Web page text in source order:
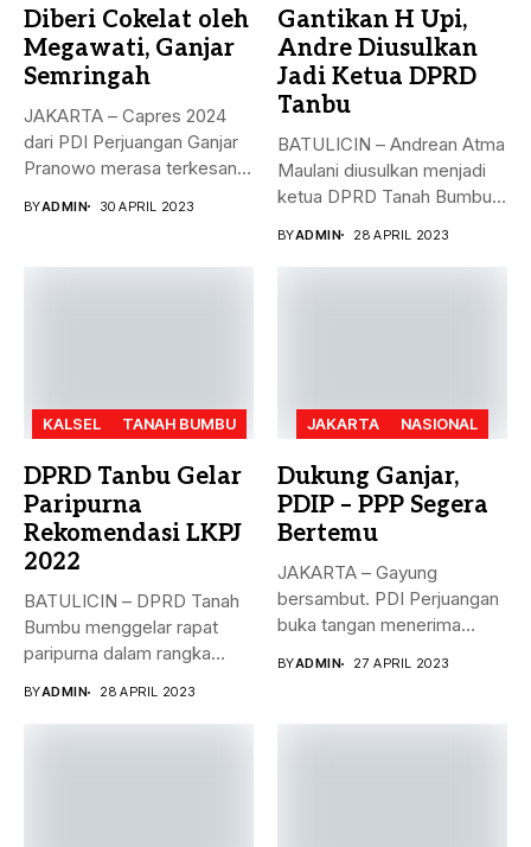
Diberi Cokelat oleh
Megawati, Ganjar
Semringah
JAKARTA – Capres 2024
dari PDI Perjuangan Ganjar
Pranowo merasa terkesan
BYADMIN 30 APRIL 2023
Gantikan H Upi,
Andre Diusulkan
Jadi Ketua DPRD
Tanbu
BATULICIN – Andrean Atma
Maulani diusulkan menjadi
ketua DPRD Tanah Bumbu,
BYADMIN 28 APRIL 2023
KALSEL TANAH BUMBU
DPRD Tanbu Gelar
Paripurna
Rekomendasi LKPJ
2022
BATULICIN – DPRD Tanah
Bumbu menggelar rapat
paripurna dalam rangka
BYADMIN 28 APRIL 2023
JAKARTA NASIONAL
Dukung Ganjar,
PDIP – PPP Segera
Bertemu
JAKARTA – Gayung
bersambut. PDI Perjuangan
buka tangan menerima
BYADMIN 27 APRIL 2023